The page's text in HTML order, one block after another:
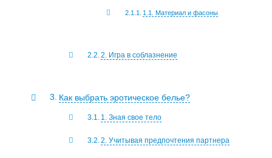
1.1. Материал и фасоны
2. Игра в соблазнение
Как выбрать эротическое белье?
1. Зная свое тело
2. Учитывая предпочтения партнера